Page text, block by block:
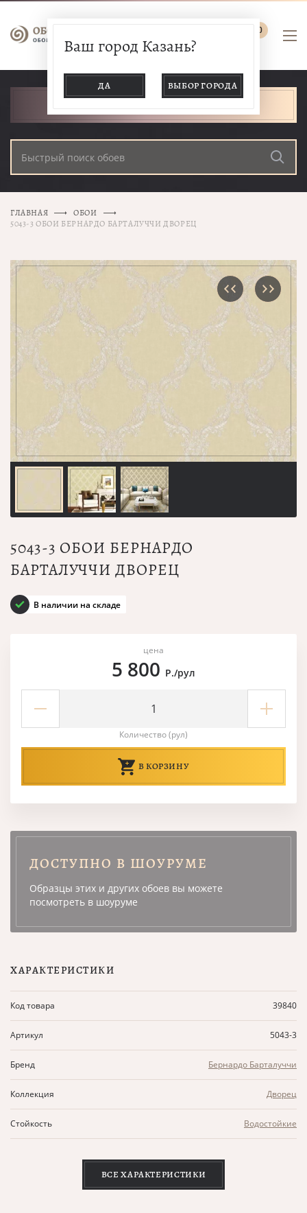
0
Ваш город Казань?
ДА ВЫБОР ГОРОДА
ГЛАВНАЯ
ОБОИ
5043-3 ОБОИ БЕРНАРДО БАРТАЛУЧЧИ ДВОРЕЦ
5043-3 ОБОИ БЕРНАРДО
БАРТАЛУЧЧИ ДВОРЕЦ
В наличии на складе
цена
5 800 Р./рул
Количество (рул)
В КОРЗИНУ
ДОСТУПНО В ШОУРУМЕ
Образцы этих и других обоев вы можете
посмотреть в шоуруме
ХАРАКТЕРИСТИКИ
Код товара 39840
Артикул 5043-3
Бренд Бернардо Барталуччи
Коллекция Дворец
Стойкость Водостойкие
ВСЕ ХАРАКТЕРИСТИКИ